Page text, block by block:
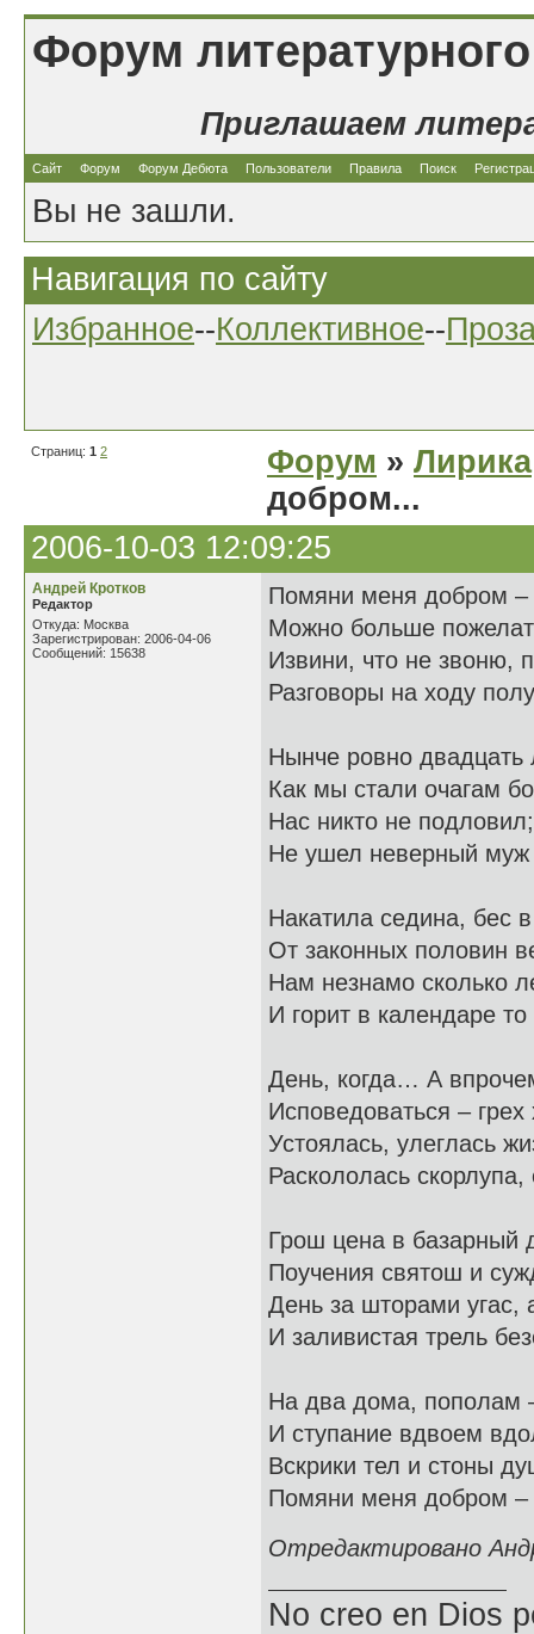
Форум
Приглашаем
Сайт Форум Форум Дебюта Пользователи Правила Поиск
Вы не зашли.
Навигация по сайту
Избранное--Коллективное--
Страниц: 1 2 Форум » Лирика
добром...
2006-10-03 12:09:25
Андрей Кротков
Редактор
Откуда: Москва
Зарегистрирован: 2006-04-06
Сообщений: 15638
Помяни меня добром –
Можно больше
Извини, что не звоню,
Разговоры на ходу
Нынче ровно двадцать
Как мы стали очагам
Нас никто не
Не ушел неверный
Накатила седина, бес
От законных половин
Нам незнамо сколько
И горит в календаре
День, когда… А
Исповедоваться –
Устоялась, улеглась
Раскололась
Грош цена в базарный
Поучения святош и
День за шторами угас,
И заливистая трель
На два дома, пополам
И ступание вдвоем
Вскрики тел и стоны
Помяни меня добром –
Отредактировано
No creo en Dios